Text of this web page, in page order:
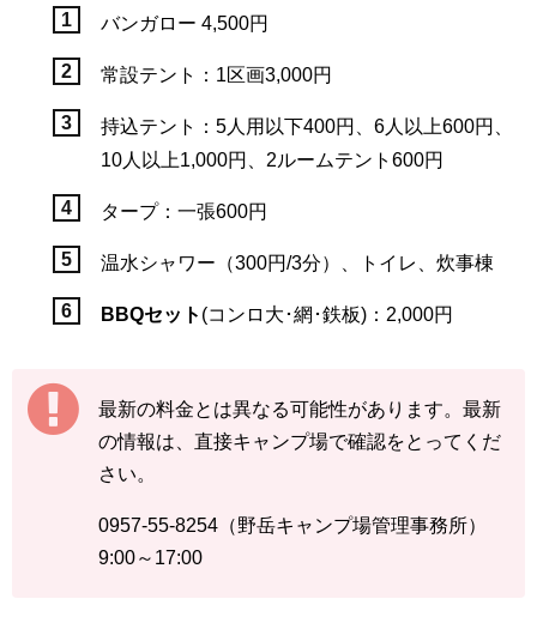
バンガロー 4,500円
常設テント：1区画3,000円
持込テント：5人用以下400円、6人以上600円、
10人以上1,000円、2ルームテント600円
タープ：一張600円
温水シャワー（300円/3分）、トイレ、炊事棟
BBQセット (コンロ大･網･鉄板)：2,000円
最新の料金とは異なる可能性があります。最新
の情報は、直接キャンプ場で確認をとってくだ
さい。
0957-55-8254（野岳キャンプ場管理事務所）
9:00～17:00